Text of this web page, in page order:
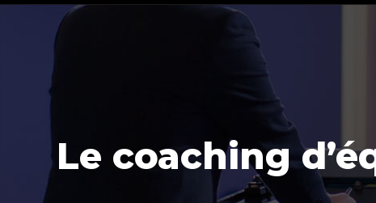
Le coaching